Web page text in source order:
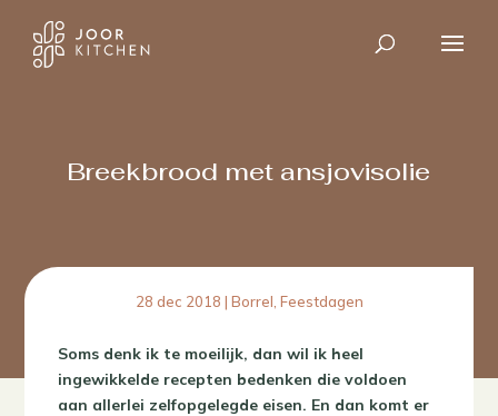
Breekbrood met ansjovisolie
28 dec 2018 | Borrel Feestdagen
Soms denk ik te moeilijk, dan wil ik heel
ingewikkelde recepten bedenken die voldoen
aan allerlei zelfopgelegde eisen. En dan komt er